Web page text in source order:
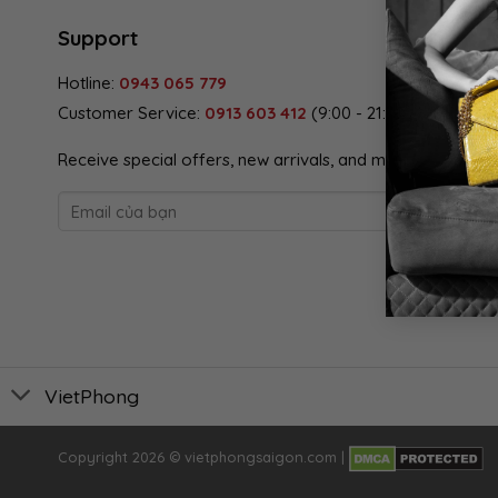
Support
Hotline: 0943 065 779
Customer Service: 0913 603 412 (9:00 - 21:00)
Receive special offers, new arrivals, and more, straight
VietPhong
Copyright 2026 © vietphongsaigon.com |